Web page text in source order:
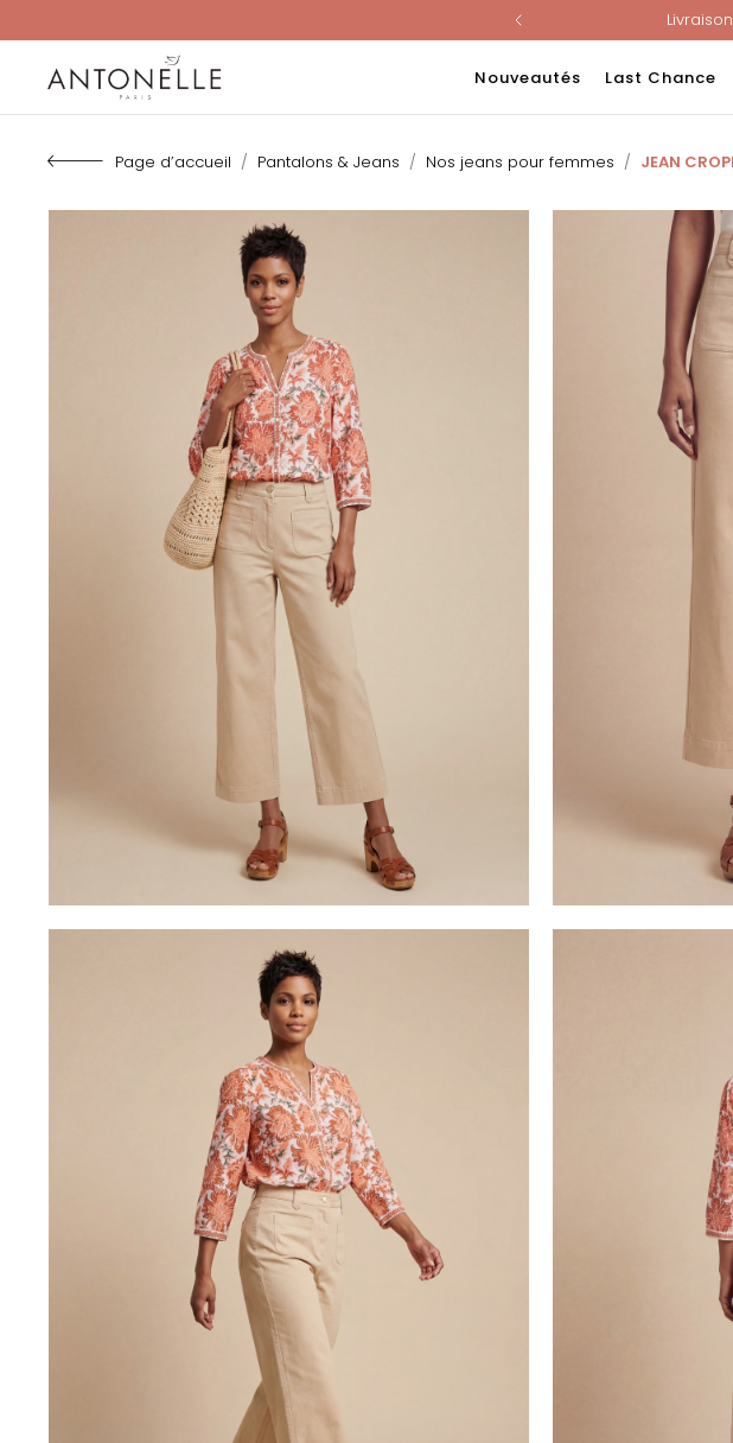
Nouveau !
Last Chance : -60% sur une
Nouveau !
Nouveautés Last Chance
Page d’accueil Pantalons & Jeans Nos jeans pour femmes JEAN